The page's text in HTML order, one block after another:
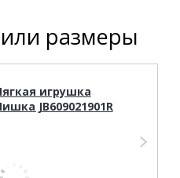
размеры
игрушка
JB609021901R